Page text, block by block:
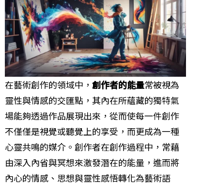
在藝術創作的領域中， 創作者的能量常被視為
靈性與情感的交匯點，其內在所蘊藏的獨特氣
場能夠透過作品展現出來，從而使每一件創作
不僅僅是視覺或聽覺上的享受，而更成為一種
心靈共鳴的媒介。創作者在創作過程中，常藉
由深入內省與冥想來激發潛在的能量，進而將
內心的情感、思想與靈性感悟轉化為藝術語